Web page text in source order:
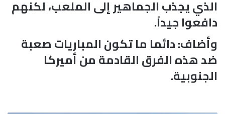
الذي يجذب الجماهير إلى الملعب، لكنهم
دافعوا جيداً.
وأضاف: دائما ما تكون المباريات صعبة
ضد هذه الفرق القادمة من أميركا
الجنوبية.